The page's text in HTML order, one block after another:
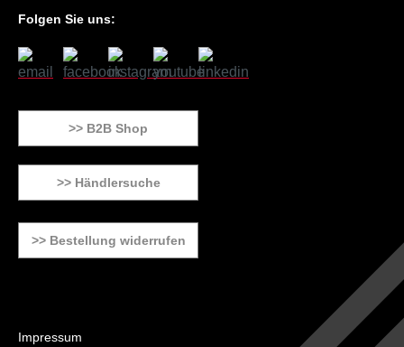
Folgen Sie uns:
>> B2B Shop
>> Händlersuche
>> Bestellung widerrufen
Impressum